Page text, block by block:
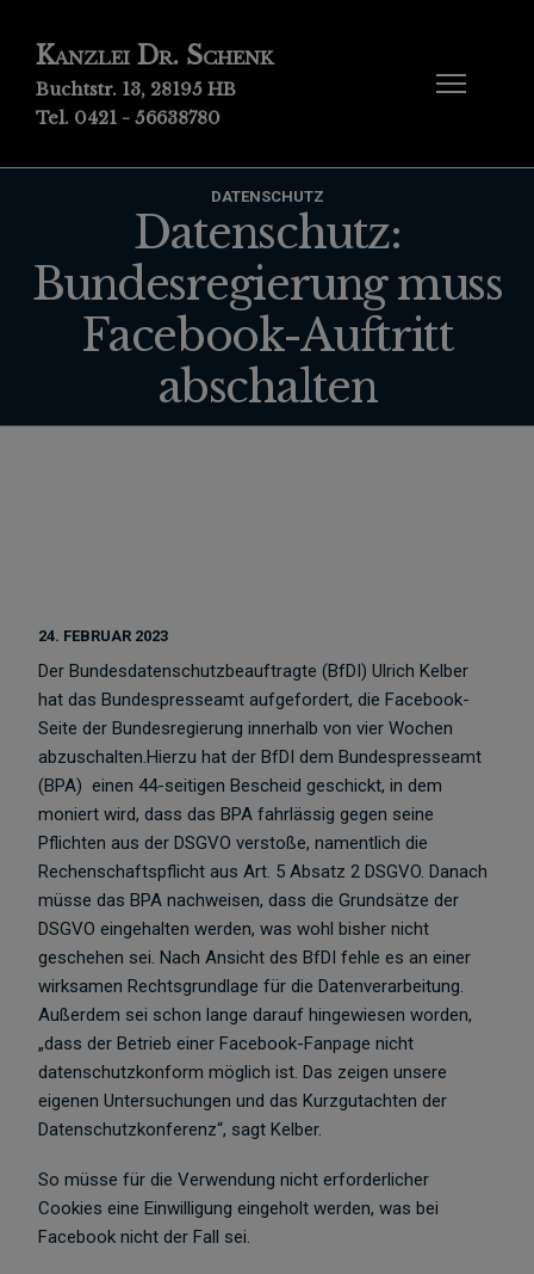
Kanzlei Dr. Schenk
Buchtstr. 13, 28195 HB
Tel. 0421 - 56638780
DATENSCHUTZ
Datenschutz:
Bundesregierung muss
Facebook-Auftritt
abschalten
24. FEBRUAR 2023
Der Bundesdatenschutzbeauftragte (BfDI) Ulrich Kelber
hat das Bundespresseamt aufgefordert, die Facebook-
Seite der Bundesregierung innerhalb von vier Wochen
abzuschalten.Hierzu hat der BfDI dem Bundespresseamt
(BPA) einen 44-seitigen Bescheid geschickt, in dem
moniert wird, dass das BPA fahrlässig gegen seine
Pflichten aus der DSGVO verstoße, namentlich die
Rechenschaftspflicht aus Art. 5 Absatz 2 DSGVO. Danach
müsse das BPA nachweisen, dass die Grundsätze der
DSGVO eingehalten werden, was wohl bisher nicht
geschehen sei. Nach Ansicht des BfDI fehle es an einer
wirksamen Rechtsgrundlage für die Datenverarbeitung.
Außerdem sei schon lange darauf hingewiesen worden,
„dass der Betrieb einer Facebook-Fanpage nicht
datenschutzkonform möglich ist. Das zeigen unsere
eigenen Untersuchungen und das Kurzgutachten der
Datenschutzkonferenz“, sagt Kelber.
So müsse für die Verwendung nicht erforderlicher
Cookies eine Einwilligung eingeholt werden, was bei
Facebook nicht der Fall sei.